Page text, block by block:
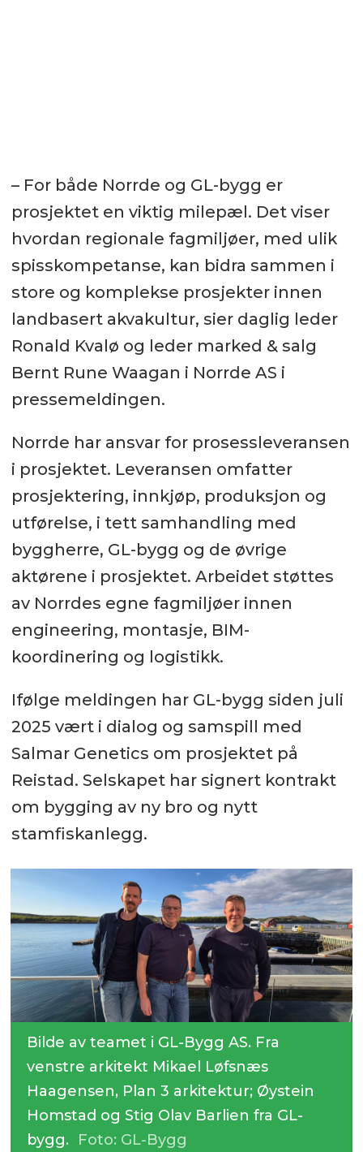
– For både Norrde og GL-bygg er
prosjektet en viktig milepæl. Det viser
hvordan regionale fagmiljøer, med ulik
spisskompetanse, kan bidra sammen i
store og komplekse prosjekter innen
landbasert akvakultur, sier daglig leder
Ronald Kvalø og leder marked & salg
Bernt Rune Waagan i Norrde AS i
pressemeldingen.
Norrde har ansvar for prosessleveransen
i prosjektet. Leveransen omfatter
prosjektering, innkjøp, produksjon og
utførelse, i tett samhandling med
byggherre, GL-bygg og de øvrige
aktørene i prosjektet. Arbeidet støttes
av Norrdes egne fagmiljøer innen
engineering, montasje, BIM-
koordinering og logistikk.
Ifølge meldingen har GL-bygg siden juli
2025 vært i dialog og samspill med
Salmar Genetics om prosjektet på
Reistad. Selskapet har signert kontrakt
om bygging av ny bro og nytt
stamfiskanlegg.
Bilde av teamet i GL-Bygg AS. Fra
venstre arkitekt Mikael Løfsnæs
Haagensen, Plan 3 arkitektur; Øystein
Homstad og Stig Olav Barlien fra GL-
bygg. Foto: GL-Bygg